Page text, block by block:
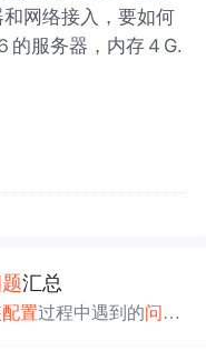
网络接入，要如何
的服务器，内存４G.
汇总
配置过程中遇到的问题